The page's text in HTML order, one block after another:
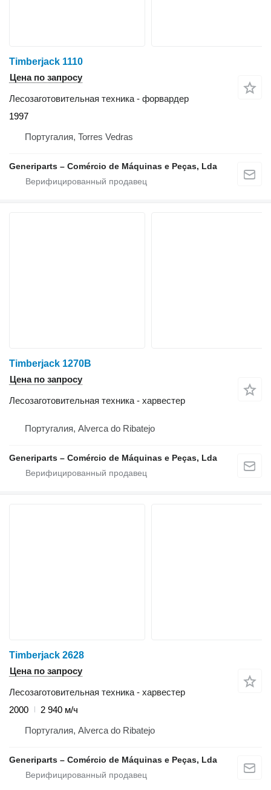
Timberjack 1110
Цена по запросу
Лесозаготовительная техника - форвардер
1997
Португалия, Torres Vedras
Generiparts – Comércio de Máquinas e Peças, Lda
Timberjack 1270B
Цена по запросу
Лесозаготовительная техника - харвестер
Португалия, Alverca do Ribatejo
Generiparts – Comércio de Máquinas e Peças, Lda
Timberjack 2628
Цена по запросу
Лесозаготовительная техника - харвестер
2000
2 940 м/ч
Португалия, Alverca do Ribatejo
Generiparts – Comércio de Máquinas e Peças, Lda